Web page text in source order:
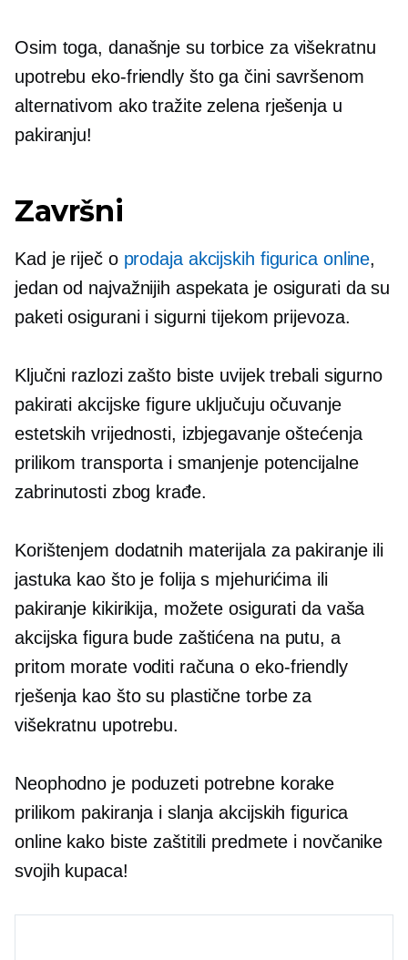
Osim toga, današnje su torbice za višekratnu
upotrebueko-friendlyšto ga čini savršenom
alternativom ako tražite zelena rješenja u
pakiranju!
Završni
Kad je riječ o prodaja akcijskih figurica online,
jedan od najvažnijih aspekata je osigurati da su
paketi osigurani i sigurni tijekom prijevoza.
Ključni razlozi zašto biste uvijek trebali sigurno
pakirati akcijske figure uključuju očuvanje
estetskih vrijednosti, izbjegavanje oštećenja
prilikom transporta i smanjenje potencijalne
zabrinutosti zbog krađe.
Korištenjem dodatnih materijala za pakiranje ili
jastuka kao što je folija s mjehurićima ili
pakiranje kikirikija, možete osigurati da vaša
akcijska figura bude zaštićena na putu, a
pritom morate voditi računa o eko-friendly
rješenja kao što su plastične torbe za
višekratnu upotrebu.
Neophodno je poduzeti potrebne korake
prilikom pakiranja i slanja akcijskih figurica
online kako biste zaštitili predmete i novčanike
svojih kupaca!